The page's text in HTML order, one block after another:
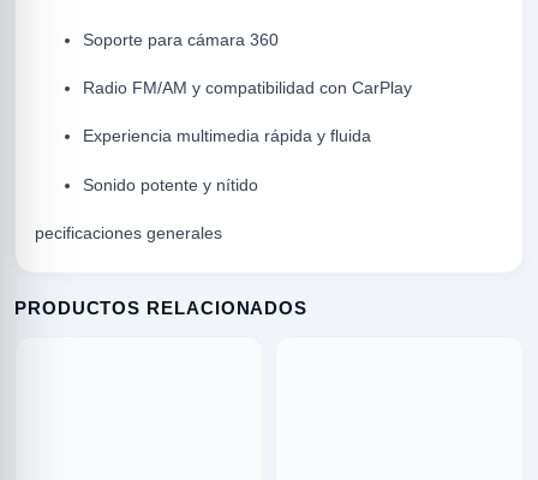
Soporte para cámara 360
Radio FM/AM y compatibilidad con CarPlay
Experiencia multimedia rápida y fluida
Sonido potente y nítido
pecificaciones generales
PRODUCTOS RELACIONADOS